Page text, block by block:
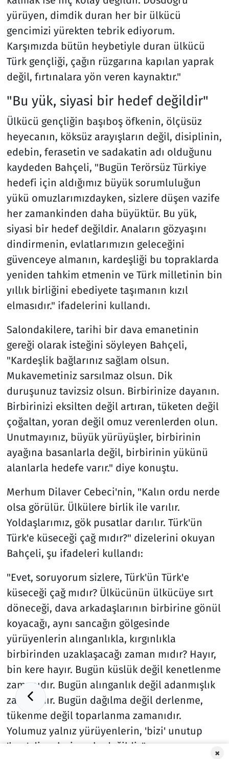
×
yürüyen, dimdik duran her bir ülkücü
gencimizi yürekten tebrik ediyorum.
Karşımızda bütün heybetiyle duran ülkücü
Türk gençliği, çağın rüzgarına kapılan yaprak
değil, fırtınalara yön veren kaynaktır."
"Bu yük, siyasi bir hedef değildir"
Ülkücü gençliğin başıboş öfkenin, ölçüsüz
heyecanın, köksüz arayışların değil, disiplinin,
edebin, ferasetin ve sadakatin adı olduğunu
kaydeden Bahçeli, "Bugün Terörsüz Türkiye
hedefi için aldığımız büyük sorumluluğun
yükü omuzlarımızdayken, sizlere düşen vazife
her zamankinden daha büyüktür. Bu yük,
siyasi bir hedef değildir. Anaların gözyaşını
dindirmenin, evlatlarımızın geleceğini
güvenceye almanın, kardeşliği bu topraklarda
yeniden tahkim etmenin ve Türk milletinin bin
yıllık birliğini ebediyete taşımanın kızıl
elmasıdır." ifadelerini kullandı.
Salondakilere, tarihi bir dava emanetinin
gereği olarak isteğini söyleyen Bahçeli,
"Kardeşlik bağlarınız sağlam olsun.
Mukavemetiniz sarsılmaz olsun. Dik
duruşunuz tavizsiz olsun. Birbirinize dayanın.
Birbirinizi eksilten değil artıran, tüketen değil
çoğaltan, yoran değil omuz verenlerden olun.
Unutmayınız, büyük yürüyüşler, birbirinin
ayağına basanlarla değil, birbirinin yükünü
alanlarla hedefe varır." diye konuştu.
Merhum Dilaver Cebeci'nin, "Kalın ordu nerde
olsa görülür. Ülkülere birlik ile varılır.
Yoldaşlarımız, gök pusatlar darılır. Türk'ün
Türk'e küseceği çağ mıdır?" dizelerini okuyan
Bahçeli, şu ifadeleri kullandı:
"Evet, soruyorum sizlere, Türk'ün Türk'e
küseceği çağ mıdır? Ülkücünün ülkücüye sırt
döneceği, dava arkadaşlarının birbirine gönül
koyacağı, aynı sancağın gölgesinde
yürüyenlerin alınganlıkla, kırgınlıkla
birbirinden uzaklaşacağı zaman mıdır? Hayır,
bin kere hayır. Bugün küslük değil kenetlenme
zamanıdır. Bugün alınganlık değil adanmışlık
zamanıdır. Bugün dağılma değil derlenme,
tükenme değil toparlanma zamanıdır.
Yolumuz yalnız yürüyenlerin, 'bizi' unutup
'ben' diyenlerin yolu değildir."